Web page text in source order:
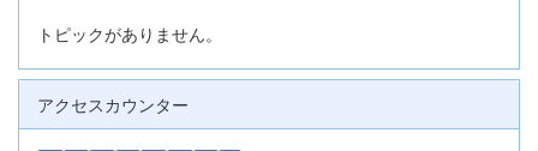
トピックがありません。
アクセスカウンター